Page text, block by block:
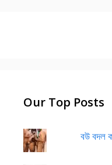
Our Top Posts
বউ বদল